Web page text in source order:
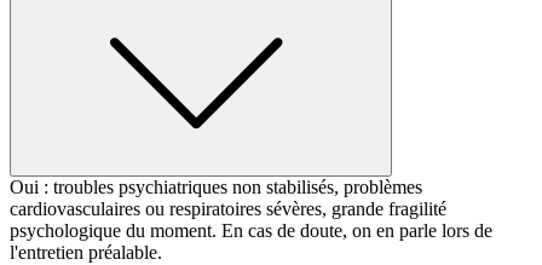
Oui : troubles psychiatriques non stabilisés, problèmes
cardiovasculaires ou respiratoires sévères, grande fragilité
psychologique du moment. En cas de doute, on en parle lors de
l'entretien préalable.